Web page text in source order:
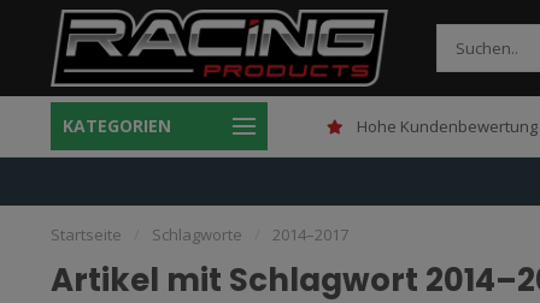
KATEGORIEN
Gratis verzending boven 150,- Hohe Kundenbewertung
Startseite Schlagworte 2014–2017
Artikel mit Schlagwort